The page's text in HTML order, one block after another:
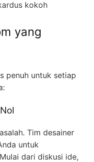
kokoh
yang
penuh untuk setiap
Tim desainer
untuk
dari diskusi ide,